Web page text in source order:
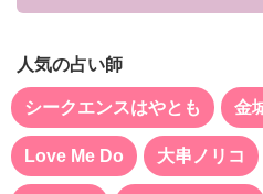
人気の占い師
シークエンスはやとも 金
Love Me Do 大串ノリコ